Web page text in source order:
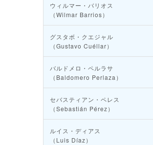
ウィルマー・バリオス
（Wilmar Barrios）
グスタボ・クエジャル
（Gustavo Cuéllar）
バルドメロ・ペルラサ
（Baldomero Perlaza）
セバスティアン・ペレス
（Sebastián Pérez）
ルイス・ディアス
（Luis Díaz）